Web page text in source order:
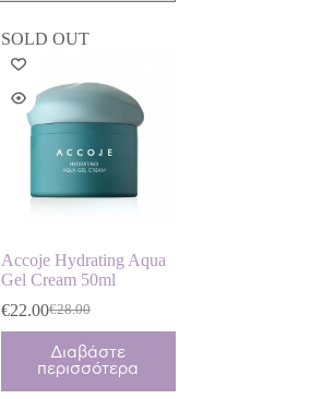
SOLD OUT
Accoje Hydrating Aqua
Gel Cream 50ml
€28.00
Original
price
was:
€28.00.
€22.00Η
τρέχουσα
τιμή
είναι:
Διαβάστε
περισσότερα